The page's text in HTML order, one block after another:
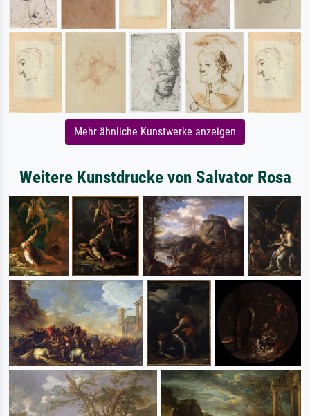
Mehr ähnliche Kunstwerke anzeigen
Weitere Kunstdrucke von Salvator Rosa